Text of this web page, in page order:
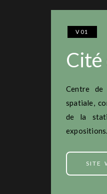
V01
Cité
Centre de
spatiale,
de la
expositions.
SITE